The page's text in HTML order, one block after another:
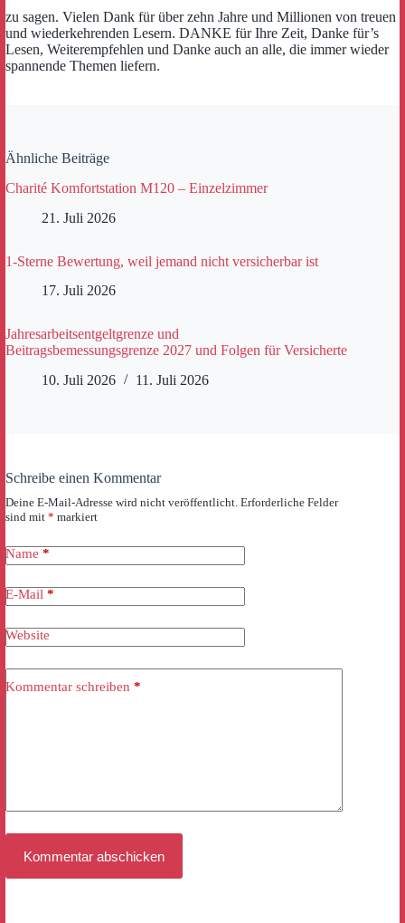
zu sagen. Vielen Dank für über zehn Jahre und Millionen von treuen
und wiederkehrenden Lesern. DANKE für Ihre Zeit, Danke für’s
Lesen, Weiterempfehlen und Danke auch an alle, die immer wieder
spannende Themen liefern.
Ähnliche Beiträge
Charité Komfortstation M120 – Einzelzimmer
21. Juli 2026
1-Sterne Bewertung, weil jemand nicht versicherbar ist
17. Juli 2026
Jahresarbeitsentgeltgrenze und
Beitragsbemessungsgrenze 2027 und Folgen für Versicherte
10. Juli 2026
11. Juli 2026
Schreibe einen Kommentar
Deine E-Mail-Adresse wird nicht veröffentlicht. Erforderliche Felder
sind mit * markiert
Name *
E-Mail *
Website
Kommentar schreiben *
Kommentar abschicken